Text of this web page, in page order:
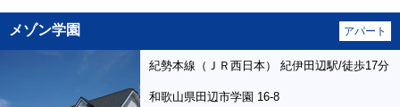
メゾン学園 アパート
紀勢本線（ＪＲ西日本） 紀伊田辺駅/徒歩17分
和歌山県田辺市学園 16-8